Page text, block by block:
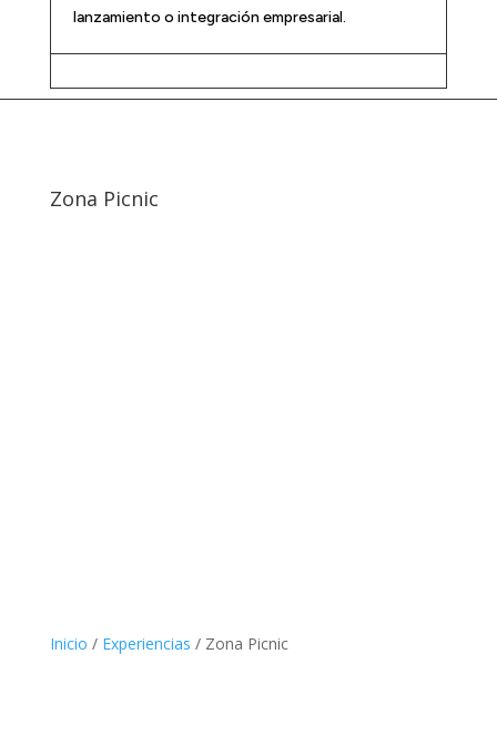
lanzamiento o integración empresarial.
Zona Picnic
Inicio / Experiencias / Zona Picnic